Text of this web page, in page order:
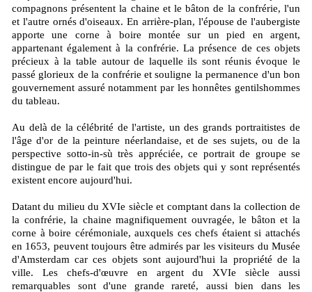
compagnons présentent la chaine et le bâton de la confrérie, l'un
et l'autre ornés d'oiseaux. En arrière-plan, l'épouse de l'aubergiste
apporte une corne à boire montée sur un pied en argent,
appartenant également à la confrérie. La présence de ces objets
précieux à la table autour de laquelle ils sont réunis évoque le
passé glorieux de la confrérie et souligne la permanence d'un bon
gouvernement assuré notamment par les honnêtes gentilshommes
du tableau.
Au delà de la célébrité de l'artiste, un des grands portraitistes de
l'âge d'or de la peinture néerlandaise, et de ses sujets, ou de la
perspective sotto-in-sù très appréciée, ce portrait de groupe se
distingue de par le fait que trois des objets qui y sont représentés
existent encore aujourd'hui.
Datant du milieu du XVIe siècle et comptant dans la collection de
la confrérie, la chaine magnifiquement ouvragée, le bâton et la
corne à boire cérémoniale, auxquels ces chefs étaient si attachés
en 1653, peuvent toujours être admirés par les visiteurs du Musée
d'Amsterdam car ces objets sont aujourd'hui la propriété de la
ville. Les chefs-d'œuvre en argent du XVIe siècle aussi
remarquables sont d'une grande rareté, aussi bien dans les